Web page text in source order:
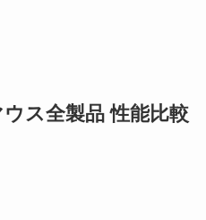
ス全製品 性能比較